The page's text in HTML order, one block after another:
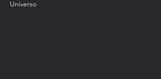
Universo